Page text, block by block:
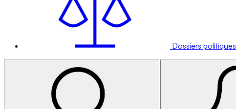
Dossiers politiques